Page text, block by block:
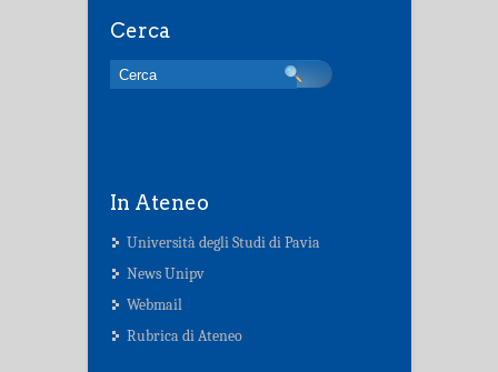
Cerca
In Ateneo
Università degli Studi di Pavia
News Unipv
Webmail
Rubrica di Ateneo